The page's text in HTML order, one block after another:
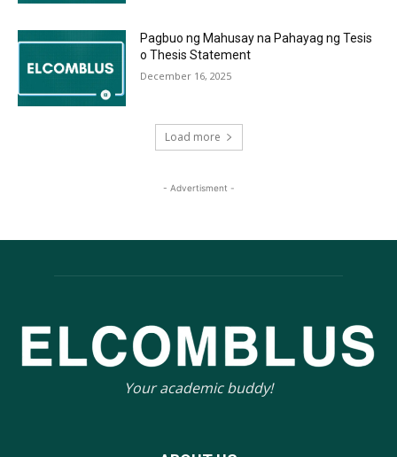
Pagbuo ng Mahusay na Pahayag ng Tesis
o Thesis Statement
December 16, 2025
Load more
- Advertisment -
Your academic buddy!